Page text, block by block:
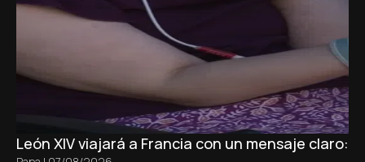
León XIV viajará a Francia con un mensaje claro: